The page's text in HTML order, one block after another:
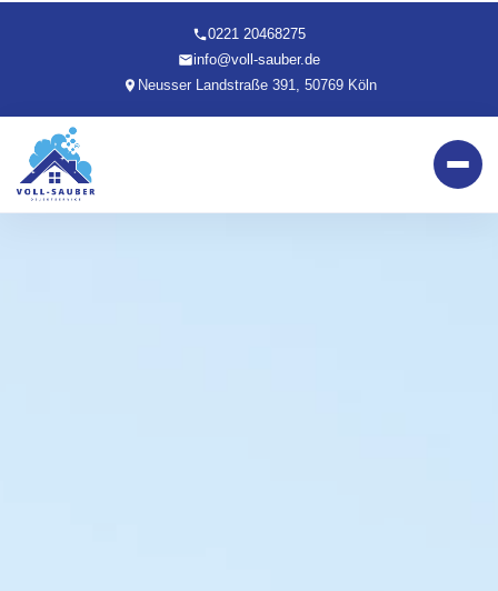
0221 20468275
info@voll-sauber.de
Neusser Landstraße 391, 50769 Köln